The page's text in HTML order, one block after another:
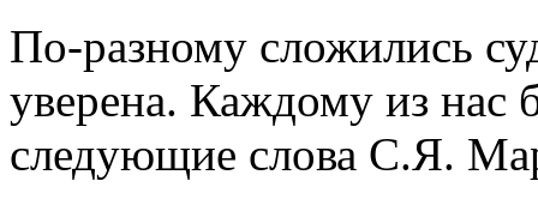
По-разному сложились
уверена. Каждому из нас
следующие слова С.Я.